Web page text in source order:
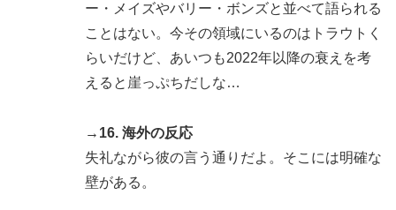
ー・メイズやバリー・ボンズと並べて語られる
ことはない。今その領域にいるのはトラウトく
らいだけど、あいつも2022年以降の衰えを考
えると崖っぷちだしな…
→16. 海外の反応
失礼ながら彼の言う通りだよ。そこには明確な
壁がある。